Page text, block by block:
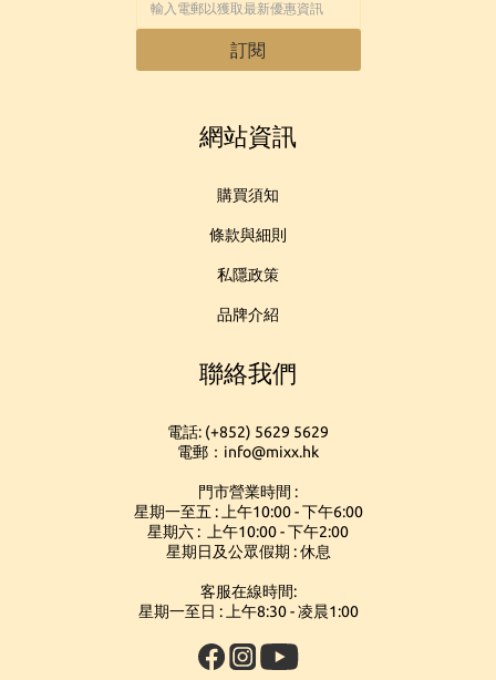
訂閱
網站資訊
購買須知
條款與細則
私隱政策
品牌介紹
聯絡我們
電話: (+852) 5629 5629
電郵：info@mixx.hk
門市營業時間 :
星期一至五 : 上午10:00 - 下午6:00
星期六 : 上午10:00 - 下午2:00
星期日及公眾假期 : 休息
客服在線時間:
星期一至日 : 上午8:30 - 凌晨1:00